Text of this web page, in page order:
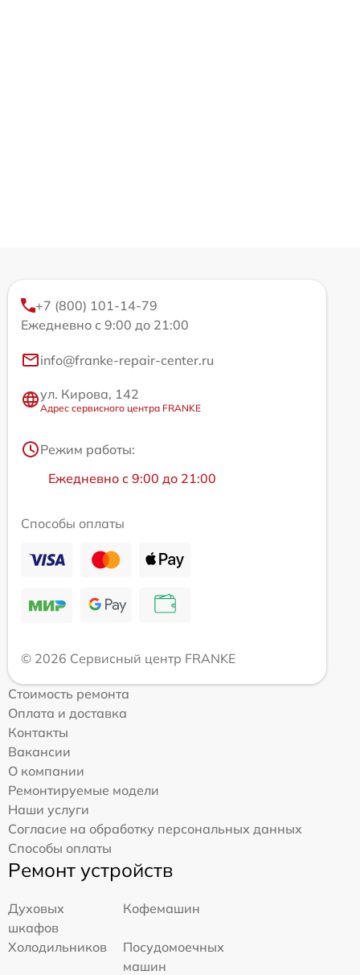
+7 (800) 101-14-79
Ежедневно с 9:00 до 21:00
info@franke-repair-center.ru
ул. Кирова, 142
Адрес сервисного центра FRANKE
Режим работы:
Ежедневно с 9:00 до 21:00
Способы оплаты
© 2026 Сервисный центр FRANKE
Стоимость ремонта
Оплата и доставка
Контакты
Вакансии
О компании
Ремонтируемые модели
Наши услуги
Согласие на обработку персональных данных
Способы оплаты
Ремонт устройств
Духовых
шкафов
Кофемашин
Холодильников
Посудомоечных
машин